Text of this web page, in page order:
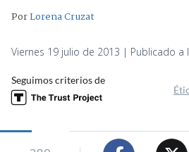
PorLorena Cruzat
Viernes 19 julio de 2013 | Publicado a
Seguimos criterios de